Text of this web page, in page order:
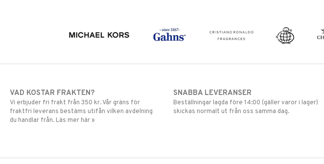
VAD KOSTAR FRAKTEN?
Vi erbjuder fri frakt från 350 kr. Vår gräns för
fraktfri leverans bestäms utifån vilken avdelning
du handlar från. Läs mer här »
SNABBA LEVERANSER
Beställningar lagda före 14:00 (gäller varor i lager)
skickas normalt ut från oss samma dag.